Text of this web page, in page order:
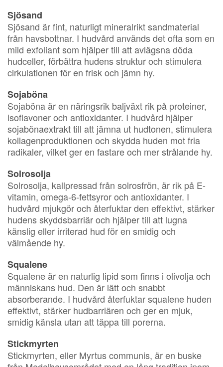
Sjösand
Sjösand är fint, naturligt mineralrikt sandmaterial
från havsbottnar. I hudvård används det ofta som en
mild exfoliant som hjälper till att avlägsna döda
hudceller, förbättra hudens struktur och stimulera
cirkulationen för en frisk och jämn hy.
Sojaböna
Sojaböna är en näringsrik baljväxt rik på proteiner,
isoflavoner och antioxidanter. I hudvård hjälper
sojabönaextrakt till att jämna ut hudtonen, stimulera
kollagenproduktionen och skydda huden mot fria
radikaler, vilket ger en fastare och mer strålande hy.
Solrosolja
Solrosolja, kallpressad från solrosfrön, är rik på E-
vitamin, omega-6-fettsyror och antioxidanter. I
hudvård mjukgör och återfuktar den effektivt, stärker
hudens skyddsbarriär och hjälper till att lugna
känslig eller irriterad hud för en smidig och
välmående hy.
Squalene
Squalene är en naturlig lipid som finns i olivolja och
människans hud. Den är lätt och snabbt
absorberande. I hudvård återfuktar squalene huden
effektivt, stärker hudbarriären och ger en mjuk,
smidig känsla utan att täppa till porerna.
Stickmyrten
Stickmyrten, eller Myrtus communis, är en buske